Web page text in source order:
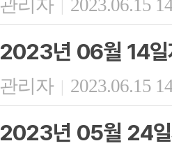
관리자 | 2023.06.15
2023년 06월 14일
관리자 | 2023.06.15
2023년 05월 24일